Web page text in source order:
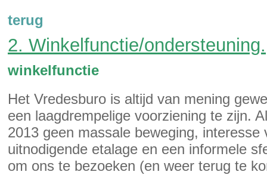
terug
2. Winkelfunctie/ondersteuning.
winkelfunctie
Het Vredesburo is altijd van mening
een laagdrempelige voorziening te zijn.
2013 geen massale beweging,
uitnodigende etalage en een informele
om ons te bezoeken (en weer terug te